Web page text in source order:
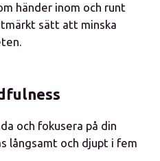
händer inom och runt
sätt att minska
och fokusera på din
långsamt och djupt i fem